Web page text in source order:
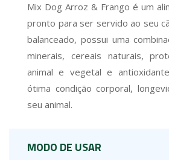
Mix Dog Arroz & Frango é um
pronto para ser servido ao seu
balanceado, possui uma
minerais, cereais naturais,
animal e vegetal e
ótima condição corporal,
seu animal.
MODO DE USAR